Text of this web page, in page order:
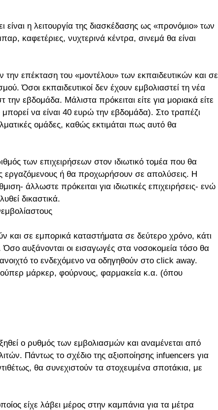
η λειτουργία της διασκέδασης ως «προνόμιο» των
καφετέριες, νυχτερινά κέντρα, σινεμά θα είναι
επέκταση του «μοντέλου» των εκπαιδευτικών και σε
Όσοι εκπαιδευτικοί δεν έχουν εμβολιαστεί τη νέα
εβδομάδα. Μάλιστα πρόκειται είτε για μοριακά είτε
μπορεί να είναι 40 ευρώ την εβδομάδα). Στο τραπέζι
ομάδες, καθώς εκτιμάται πως αυτό θα
των επιχειρήσεων στον ιδιωτικό τομέα που θα
εργαζόμενους ή θα προχωρήσουν σε απολύσεις. Η
άλλωστε πρόκειται για ιδιωτικές επιχειρήσεις- ενώ
δικαστικά.
και σε εμπορικά καταστήματα σε δεύτερο χρόνο, κάτι
αυξάνονται οι εισαγωγές στα νοσοκομεία τόσο θα
το ενδεχόμενο να οδηγηθούν στο click away.
μάρκερ, φούρνους, φαρμακεία κ.α. (όπου
ο ρυθμός των εμβολιασμών και αναμένεται από
Πάντως το σχέδιο της αξιοποίησης infuencers για
θα συνεχιστούν τα στοχευμένα σποτάκια, με
είχε λάβει μέρος στην καμπάνια για τα μέτρα